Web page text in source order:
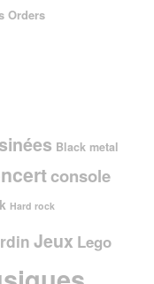
Orders
Black metal
console
Hard rock
Jeux Lego